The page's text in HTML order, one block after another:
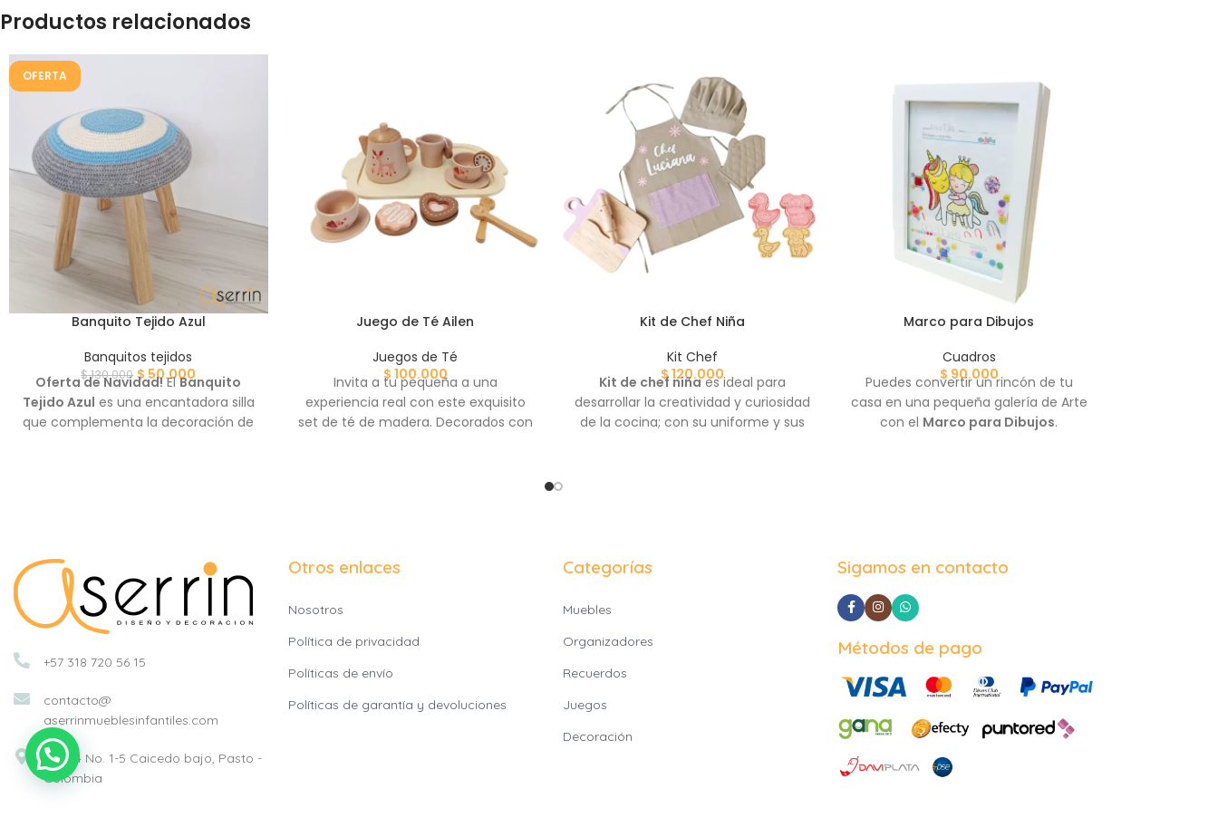
Productos relacionados
OFERTA
Banquito Tejido Azul
Banquitos tejidos
$130.000 $ 50.000
Oferta de Navidad!ElBanquito
Tejido Azul es una encantadora silla
que complementa la decoración de
Juego de Té Ailen
Juegos de Té
$ 100.000
Invita a tu pequeña a una
experiencia real con este exquisito
set de té de madera. Decorados con
Kit de Chef Niña
Kit Chef
$120.000
Kit de chef niñaes ideal para
desarrollar la creatividad y curiosidad
de la cocina; con su uniforme y sus
Marco para Dibujos
Cuadros
$ 90.000
Puedes convertir un rincón de tu
casa en una pequeña galería de Arte
con el Marco para Dibujos.
+57 318 720 56 15
contacto@
aserrinmueblesinfantiles.com
Cra 14 No. 1-5 Caicedo bajo, Pasto -
Colombia
Otros enlaces
Nosotros
Política de privacidad
Políticas de envío
Políticas de garantía y devoluciones
Categorías
Muebles
Organizadores
Recuerdos
Juegos
Decoración
Sigamos en contacto
Métodos de pago